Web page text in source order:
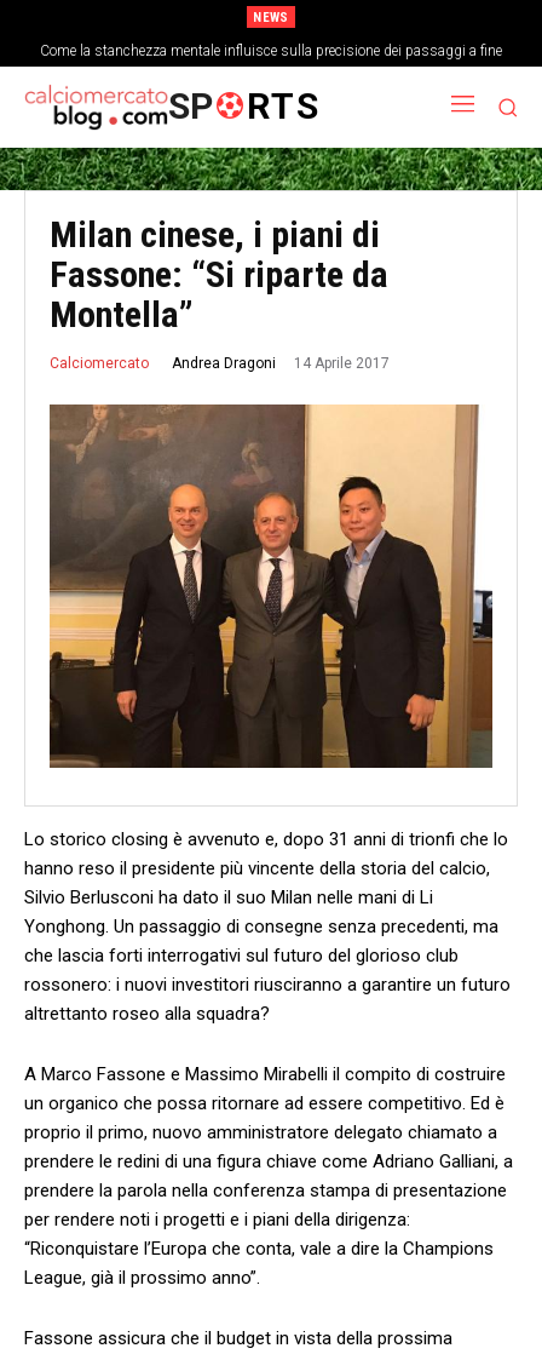
NEWS
Come la stanchezza mentale influisce sulla precisione dei passaggi a fine
partita
SP RTS
Milan cinese, i piani di
Fassone: “Si riparte da
Montella”
Calciomercato Andrea Dragoni 14 Aprile 2017
Lo storico closing è avvenuto e, dopo 31 anni di trionfi che lo
hanno reso il presidente più vincente della storia del calcio,
Silvio Berlusconi ha dato il suo Milan nelle mani di Li
Yonghong. Un passaggio di consegne senza precedenti, ma
che lascia forti interrogativi sul futuro del glorioso club
rossonero: i nuovi investitori riusciranno a garantire un futuro
altrettanto roseo alla squadra?
A Marco Fassone e Massimo Mirabelli il compito di costruire
un organico che possa ritornare ad essere competitivo. Ed è
proprio il primo, nuovo amministratore delegato chiamato a
prendere le redini di una figura chiave come Adriano Galliani, a
prendere la parola nella conferenza stampa di presentazione
per rendere noti i progetti e i piani della dirigenza:
“Riconquistare l’Europa che conta, vale a dire la Champions
League, già il prossimo anno”.
Fassone assicura che il budget in vista della prossima